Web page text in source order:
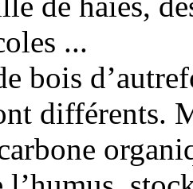
...
bois
différents.